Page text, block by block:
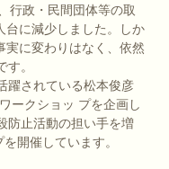
行政・民間団体等の取
台に減少しました。しか
実に変わりはなく、依然
。
躍されている松本俊彦
ークショッ プを企画し
防止活動の担い手を増
開催しています。